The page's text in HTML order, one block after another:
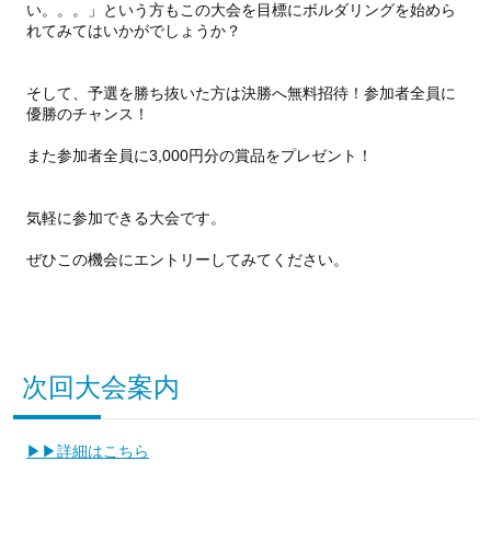
い。。。」という方もこの大会を目標にボルダリングを始めら
れてみてはいかがでしょうか？
そして、予選を勝ち抜いた方は決勝へ無料招待！参加者全員に
優勝のチャンス！
また参加者全員に3,000円分の賞品をプレゼント！
気軽に参加できる大会です。
ぜひこの機会にエントリーしてみてください。
次回大会案内
▶▶詳細はこちら